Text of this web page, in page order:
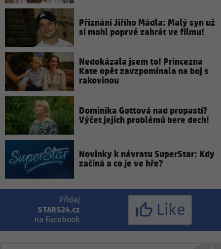
Přiznání Jiřího Mádla: Malý syn už
si mohl poprvé zahrát ve filmu!
Nedokázala jsem to! Princezna
Kate opět zavzpomínala na boj s
rakovinou
Dominika Gottová nad propastí?
Výčet jejích problémů bere dech!
Novinky k návratu SuperStar: Kdy
začíná a co je ve hře?
Přidej
STARS24.cz
na Facebook
Like